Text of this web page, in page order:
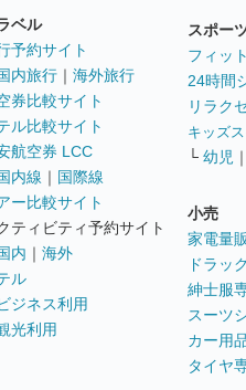
ベル
予約サイト
内旅行 ｜ 海外旅行
券比較サイト
ル比較サイト
航空券 LCC
内線 ｜ 国際線
ー比較サイト
ティビティ予約サイト
内 ｜ 海外
ル
ジネス利用
光利用
スポー
フィッ
24時間
リラク
キッズ
└ 幼児 ｜
小売
家電量
ドラッ
紳士服
スーツ
カー用
タイヤ